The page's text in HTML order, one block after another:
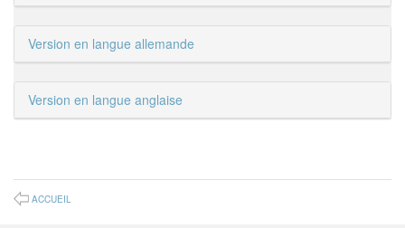
Version en langue allemande
Version en langue anglaise
ACCUEIL